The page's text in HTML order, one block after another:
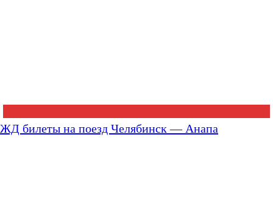
ЖД билеты на поезд Челябинск — Анапа